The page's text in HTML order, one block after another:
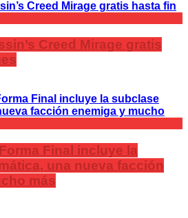
Creed Mirage gratis
Final incluye la
una nueva facción
más